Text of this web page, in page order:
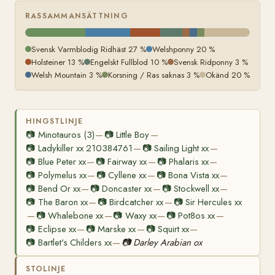
RASSAMMANSÄTTNING
Svensk Varmblodig Ridhäst 27 % Welshponny 20 %
Holsteiner 13 % Engelskt Fullblod 10 % Svensk Ridponny 3 %
Welsh Mountain 3 % Korsning / Ras saknas 3 % Okänd 20 %
HINGSTLINJE
📷 Minotauros (3)— 📷Little Boy—
📷 Ladykiller xx 210384761 — 📷Sailing Light xx—
📷 Blue Peter xx— 📷Fairway xx— 📷 Phalaris xx—
📷 Polymelus xx— 📷Cyllene xx— 📷 Bona Vista xx—
📷 Bend Or xx— 📷Doncaster xx— 📷 Stockwell xx—
📷 The Baron xx— 📷Birdcatcher xx— 📷 Sir Hercules xx
— 📷Whalebone xx—📷 Waxy xx— 📷Pot8os xx—
📷 Eclipse xx— 📷Marske xx— 📷 Squirt xx—
📷 Bartlet's Childers xx— 📷 Darley Arabian ox
STOLINJE